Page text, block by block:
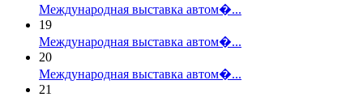
Международная выставка автом�...
19
Международная выставка автом�...
20
Международная выставка автом�...
21